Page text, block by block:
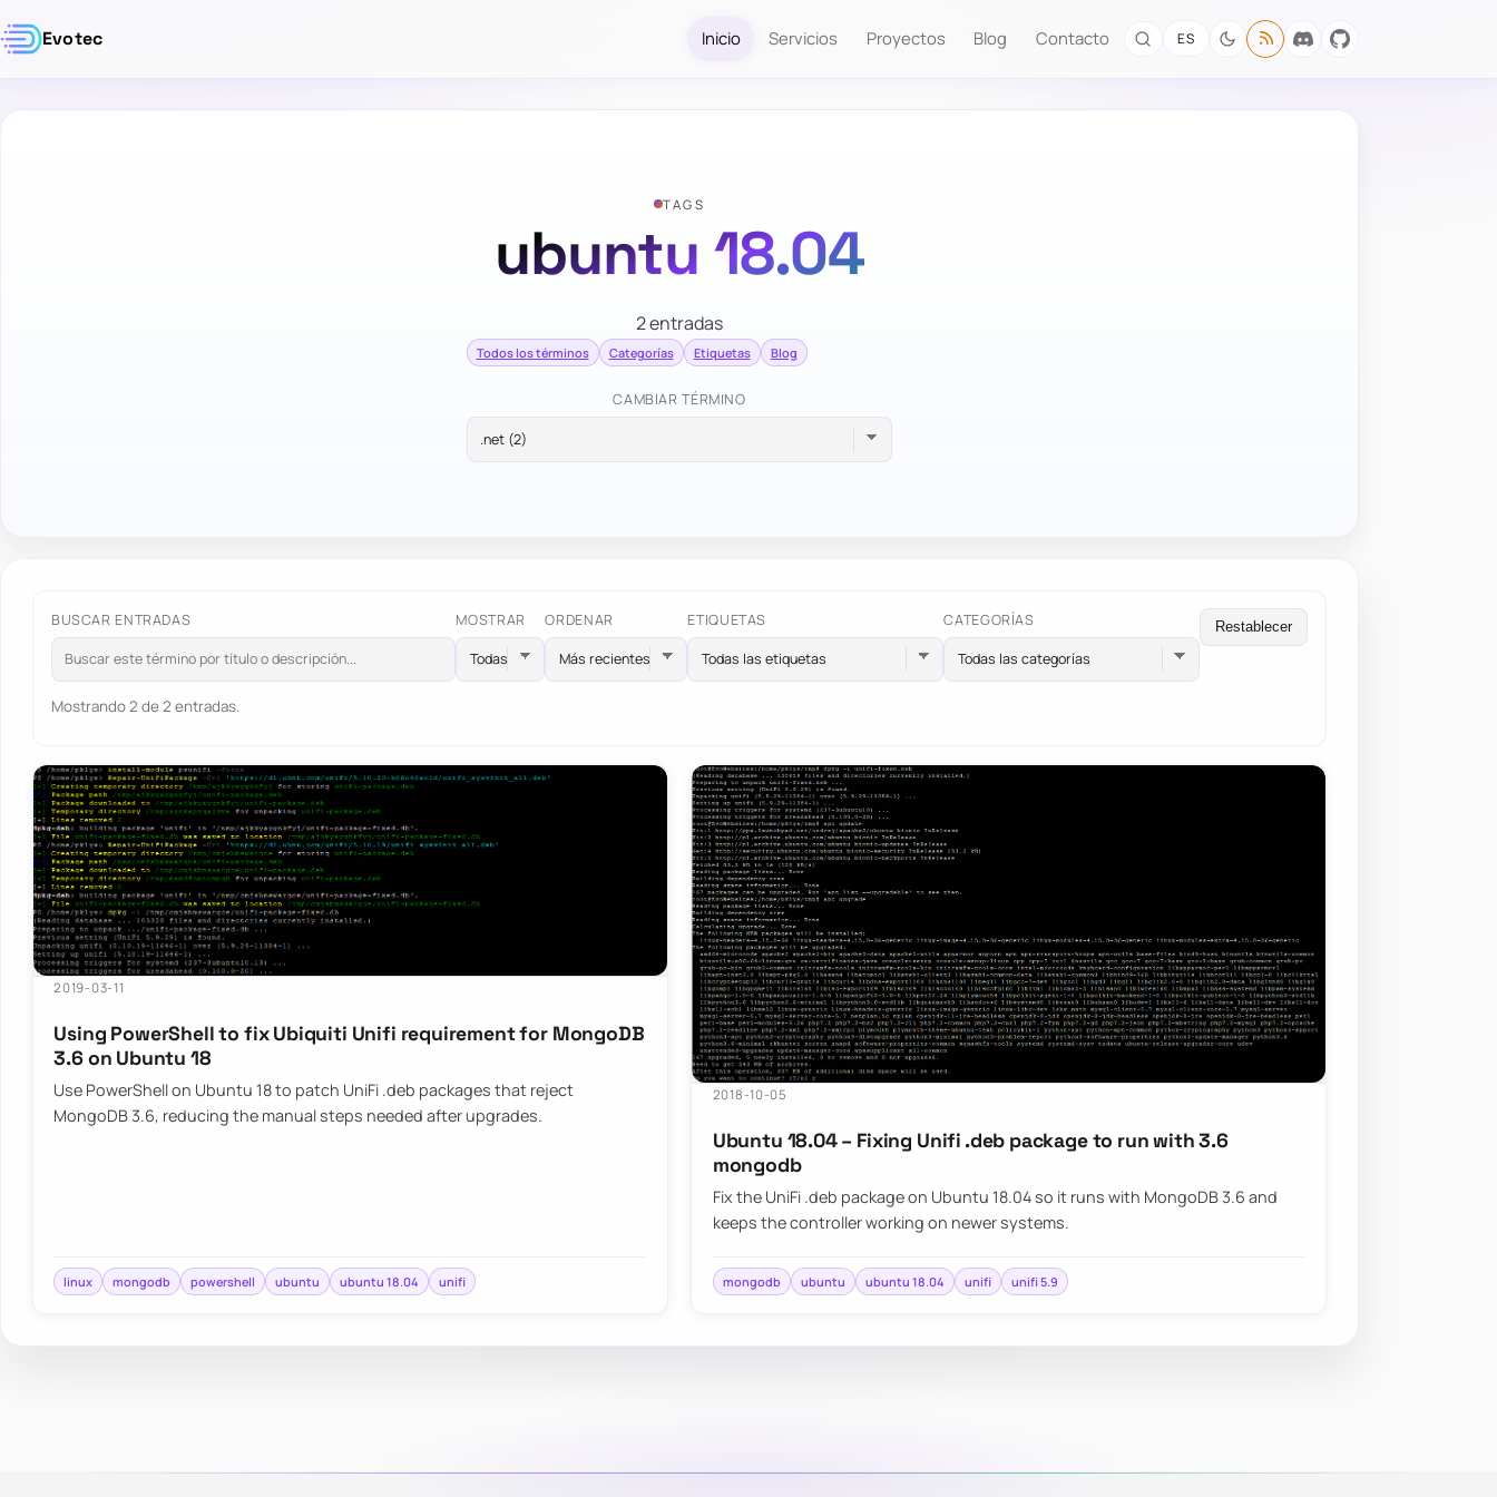
Evotec Inicio Servicios Proyectos Blog Contacto ES
TAGS
ubuntu 18.04
2 entradas
Todos los términos Categorías Etiquetas Blog
CAMBIAR TÉRMINO
BUSCAR ENTRADAS MOSTRAR ORDENAR ETIQUETAS
Todas las etiquetas
CATEGORÍAS
Todas las categorías
Restablecer
Mostrando 2 de 2 entradas.
2019-03-11
Using PowerShell to fix Ubiquiti Unifi requirement for MongoDB
3.6 on Ubuntu 18
Use PowerShell on Ubuntu 18 to patch UniFi .deb packages that reject
MongoDB 3.6, reducing the manual steps needed after upgrades.
linux mongodb powershell ubuntu ubuntu 18.04 unifi
2018-10-05
Ubuntu 18.04 – Fixing Unifi .deb package to run with 3.6
mongodb
Fix the UniFi .deb package on Ubuntu 18.04 so it runs with MongoDB 3.6 and
keeps the controller working on newer systems.
mongodb ubuntu ubuntu 18.04 unifi unifi 5.9